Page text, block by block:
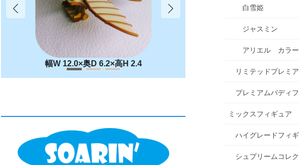
幅W 12.0×奥D 6.2×高H 2.4
白雪姫
ジャスミン
アリエル カラー
リミテッドプレミ
プレミアムバディ
ミックスフィギュア
ハイグレードフィ
シュプリームコレ